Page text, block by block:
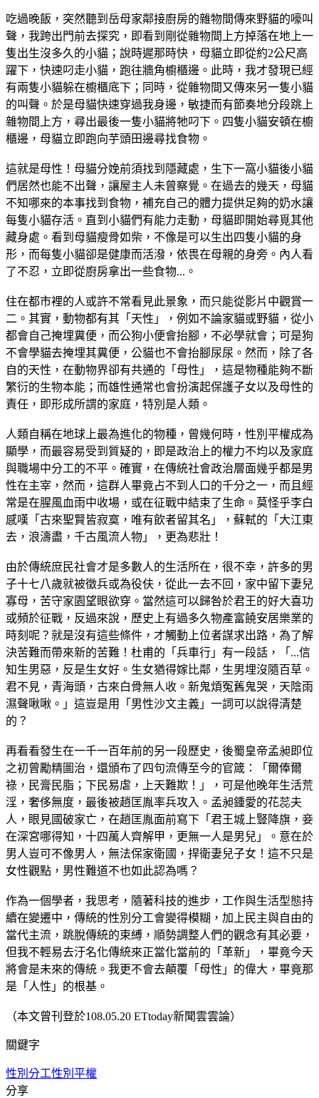
吃過晚飯，突然聽到岳母家鄰接廚房的雜物間傳來野貓的嚎叫
聲，我跨出門前去探究，即看到剛從雜物間上方掉落在地上一
隻出生沒多久的小貓；說時遲那時快，母貓立即從約2公尺高
躍下，快速叼走小貓，跑往牆角櫥櫃邊。此時，我才發現已經
有兩隻小貓躲在櫥櫃底下；同時，從雜物間又傳來另一隻小貓
的叫聲。於是母貓快速穿過我身邊，敏捷而有節奏地分段跳上
雜物間上方，尋出最後一隻小貓將牠叼下。四隻小貓安頓在櫥
櫃邊，母貓立即跑向芋頭田邊尋找食物。
這就是母性！母貓分娩前須找到隱藏處，生下一窩小貓後小貓
們居然也能不出聲，讓屋主人未曾察覺。在過去的幾天，母貓
不知哪來的本事找到食物，補充自己的體力提供足夠的奶水讓
每隻小貓存活。直到小貓們有能力走動，母貓即開始尋覓其他
藏身處。看到母貓瘦骨如柴，不像是可以生出四隻小貓的身
形，而每隻小貓卻是健康而活潑，依畏在母親的身旁。內人看
了不忍，立即從廚房拿出一些食物...。
住在都市裡的人或許不常看見此景象，而只能從影片中觀賞一
二。其實，動物都有其「天性」，例如不論家貓或野貓，從小
都會自己掩埋糞便，而公狗小便會抬腳，不必學就會；可是狗
不會學貓去掩埋其糞便，公貓也不會抬腳尿尿。然而，除了各
自的天性，在動物界卻有共通的「母性」，這是物種能夠不斷
繁衍的生物本能；而雄性通常也會扮演起保護子女以及母性的
責任，即形成所謂的家庭，特別是人類。
人類自稱在地球上最為進化的物種，曾幾何時，性別平權成為
顯學，而最容易受到質疑的，即是政治上的權力不均以及家庭
與職場中分工的不平。確實，在傳統社會政治層面幾乎都是男
性在主宰，然而，這群人畢竟占不到人口的千分之一，而且經
常是在腥風血雨中收場，或在征戰中結束了生命。莫怪乎李白
感嘆「古來聖賢皆寂寞，唯有飲者留其名」，蘇軾的「大江東
去，浪濤盡，千古風流人物」，更為悲壯！
由於傳統庶民社會才是多數人的生活所在，很不幸，許多的男
子十七八歲就被徵兵或為役伕，從此一去不回，家中留下妻兒
寡母，苦守家園望眼欲穿。當然這可以歸咎於君王的好大喜功
或頻於征戰，反過來說，歷史上有過多久物產富饒安居樂業的
時刻呢？就是沒有這些條件，才觸動上位者謀求出路，為了解
決苦難而帶來新的苦難！杜甫的「兵車行」有一段話，「...信
知生男惡，反是生女好。生女猶得嫁比鄰，生男埋沒隨百草。
君不見，青海頭，古來白骨無人收。新鬼煩冤舊鬼哭，天陰雨
濕聲啾啾。」這豈是用「男性沙文主義」一詞可以說得清楚
的？
再看看發生在一千一百年前的另一段歷史，後蜀皇帝孟昶即位
之初曾勵精圖治，還頒布了四句流傳至今的官箴：「爾俸爾
祿，民膏民脂；下民易虐，上天難欺！」，可是他晚年生活荒
淫，奢侈無度，最後被趙匡胤率兵攻入。孟昶鍾愛的花蕊夫
人，眼見國破家亡，在趙匡胤面前寫下「君王城上豎降旗，妾
在深宮哪得知，十四萬人齊解甲，更無一人是男兒」。意在於
男人豈可不像男人，無法保家衛國，捍衛妻兒子女！這不只是
女性觀點，男性難道不也如此認為嗎？
作為一個學者，我思考，隨著科技的進步，工作與生活型態持
續在變遷中，傳統的性別分工會變得模糊，加上民主與自由的
當代主流，跳脫傳統的束縛，順勢調整人們的觀念有其必要，
但我不輕易去汙名化傳統來正當化當前的「革新」，畢竟今天
將會是未來的傳統。我更不會去顛覆「母性」的偉大，畢竟那
是「人性」的根基。
（本文曾刊登於108.05.20 ETtoday新聞雲雲論）
關鍵字
性別分工性別平權
分享